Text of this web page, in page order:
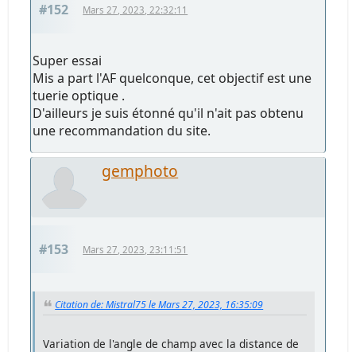
#152 Mars 27, 2023, 22:32:11
Super essai
Mis a part l'AF quelconque, cet objectif est une
tuerie optique .
D'ailleurs je suis étonné qu'il n'ait pas obtenu
une recommandation du site.
gemphoto
#153 Mars 27, 2023, 23:11:51
Citation de: Mistral75 le Mars 27, 2023, 16:35:09
Variation de l'angle de champ avec la distance de